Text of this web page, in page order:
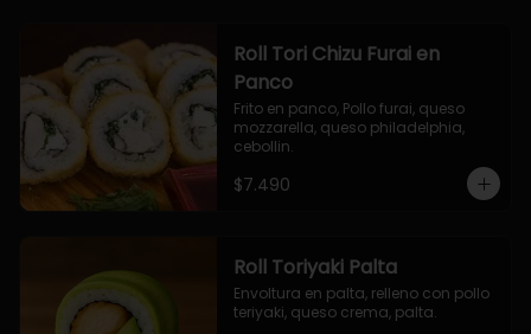
Roll Tori Chizu Furai en
Panco
Frito en panco, Pollo furai, queso
mozzarella, queso philadelphia,
cebollin.
$7.490
Roll Toriyaki Palta
Envoltura en palta, relleno con pollo
teriyaki, queso crema, palta.